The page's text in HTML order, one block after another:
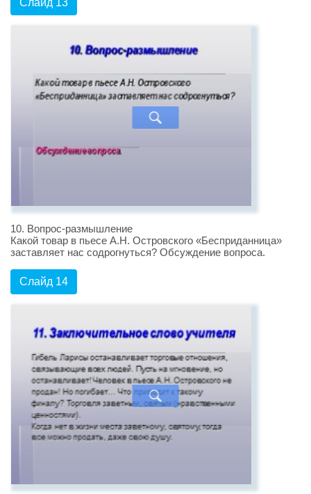
Слайд 13
10. Вопрос-размышление
Какой товар в пьесе А.Н. Островского «Бесприданница»
заставляет нас содрогнуться? Обсуждение вопроса.
Слайд 14